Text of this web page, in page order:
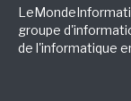
groupe
de l'informatique